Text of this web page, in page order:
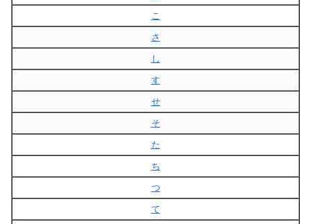
こ
さ
し
す
せ
そ
た
ち
つ
て